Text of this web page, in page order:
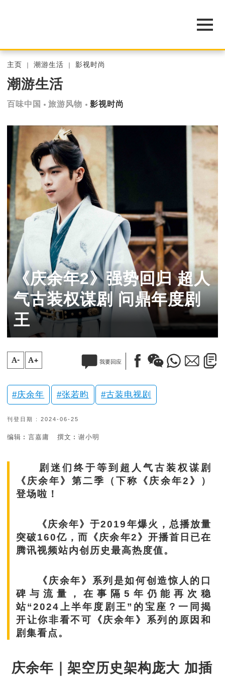
主页 潮游生活 影视时尚
潮游生活
百味中国 旅游风物 影视时尚
《庆余年2》强势回归 超人
气古装权谋剧 问鼎年度剧
王
A- A+ 我要回应
庆余年 张若昀 古装电视剧
刊登日期 : 2024-06-25
编辑︰言嘉庸 撰文︰谢小明
剧迷们终于等到超人气古装权谋剧
《庆余年》第二季（下称《庆余年2》）
登场啦！
《庆余年》于2019年爆火，总播放量
突破160亿，而《庆余年2》开播首日已在
腾讯视频站内创历史最高热度值。
《庆余年》系列是如何创造惊人的口
碑与流量，在事隔5年仍能再次稳
站“2024上半年度剧王”的宝座？一同揭
开让你非看不可《庆余年》系列的原因和
剧集看点。
庆余年｜架空历史架构庞大 加插